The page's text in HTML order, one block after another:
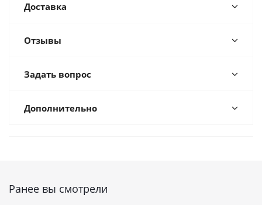
Доставка
Отзывы
Задать вопрос
Дополнительно
Ранее вы смотрели